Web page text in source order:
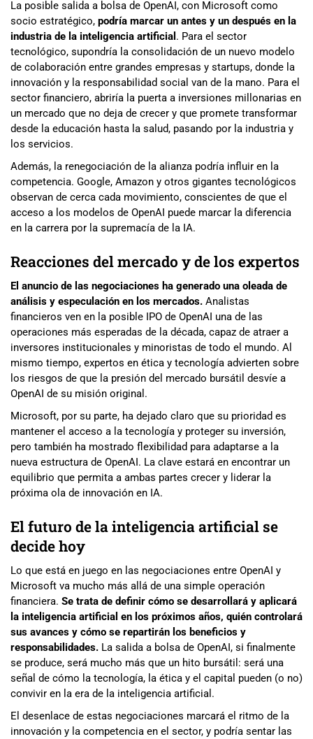
La posible salida a bolsa de OpenAI, con Microsoft como
socio estratégico, podría marcar un antes y un después en la
industria de la inteligencia artificial . Para el sector
tecnológico, supondría la consolidación de un nuevo modelo
de colaboración entre grandes empresas y startups, donde la
innovación y la responsabilidad social van de la mano. Para el
sector financiero, abriría la puerta a inversiones millonarias en
un mercado que no deja de crecer y que promete transformar
desde la educación hasta la salud, pasando por la industria y
los servicios.
Además, la renegociación de la alianza podría influir en la
competencia. Google, Amazon y otros gigantes tecnológicos
observan de cerca cada movimiento, conscientes de que el
acceso a los modelos de OpenAI puede marcar la diferencia
en la carrera por la supremacía de la IA.
Reacciones del mercado y de los expertos
El anuncio de las negociaciones ha generado una oleada de
análisis y especulación en los mercados. Analistas
financieros ven en la posible IPO de OpenAI una de las
operaciones más esperadas de la década, capaz de atraer a
inversores institucionales y minoristas de todo el mundo. Al
mismo tiempo, expertos en ética y tecnología advierten sobre
los riesgos de que la presión del mercado bursátil desvíe a
OpenAI de su misión original.
Microsoft, por su parte, ha dejado claro que su prioridad es
mantener el acceso a la tecnología y proteger su inversión,
pero también ha mostrado flexibilidad para adaptarse a la
nueva estructura de OpenAI. La clave estará en encontrar un
equilibrio que permita a ambas partes crecer y liderar la
próxima ola de innovación en IA.
El futuro de la inteligencia artificial se
decide hoy
Lo que está en juego en las negociaciones entre OpenAI y
Microsoft va mucho más allá de una simple operación
financiera. Se trata de definir cómo se desarrollará y aplicará
la inteligencia artificial en los próximos años, quién controlará
sus avances y cómo se repartirán los beneficios y
responsabilidades. La salida a bolsa de OpenAI, si finalmente
se produce, será mucho más que un hito bursátil: será una
señal de cómo la tecnología, la ética y el capital pueden (o no)
convivir en la era de la inteligencia artificial.
El desenlace de estas negociaciones marcará el ritmo de la
innovación y la competencia en el sector, y podría sentar las